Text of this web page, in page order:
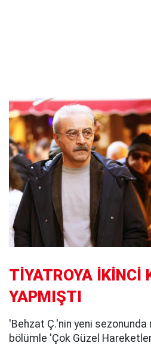
TİYATROYA İKİNCİ
YAPMIŞTI
'Behzat Ç.'nin yeni
bölümle 'Çok Güzel